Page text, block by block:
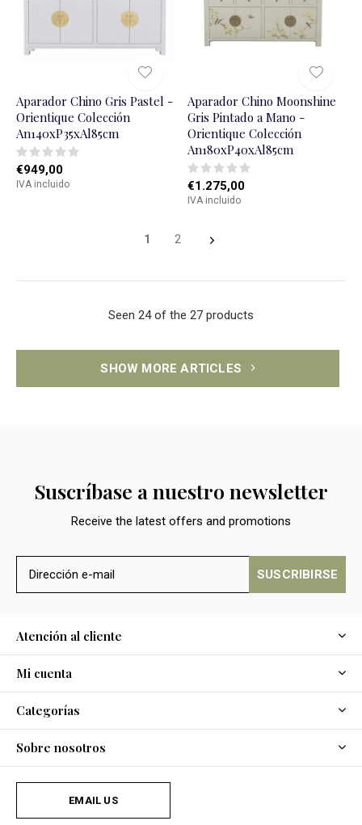
Aparador Chino Gris Pastel -
Orientique Colección
An140xP35xAl85cm
€949,00
IVA incluido
Aparador Chino Moonshine
Gris Pintado a Mano -
Orientique Colección
An180xP40xAl85cm
€1.275,00
IVA incluido
1 2
Seen 24 of the 27 products
SHOW MORE ARTICLES
Suscríbase a nuestro newsletter
Receive the latest offers and promotions
SUSCRIBIRSE
Atención al cliente
Mi cuenta
Categorías
Sobre nosotros
EMAIL US